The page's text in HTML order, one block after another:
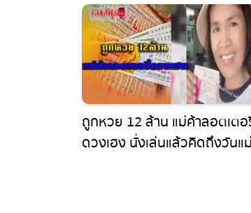
ถูกหวย 12 ล้าน แม่ค้าลอตเตอรี่
ดวงเฮง นั่งเล่นแล้วคิดถึงวันแม่